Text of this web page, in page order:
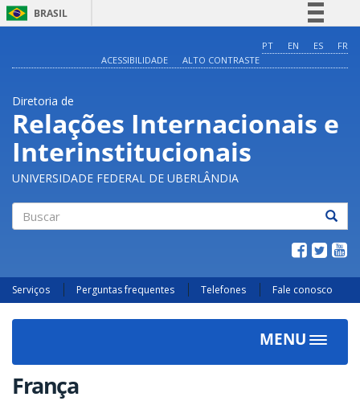
BRASIL
Comunica BR
Acesso à informação
Legislação
Canais
PT EN ES
FR
ACESSIBILIDADE
ALTO CONTRASTE
Diretoria de
Relações Internacionais e
Interinstitucionais
UNIVERSIDADE FEDERAL DE UBERLÂNDIA
Serviços Perguntas frequentes Telefones Fale conosco
MENU
Toggle
França